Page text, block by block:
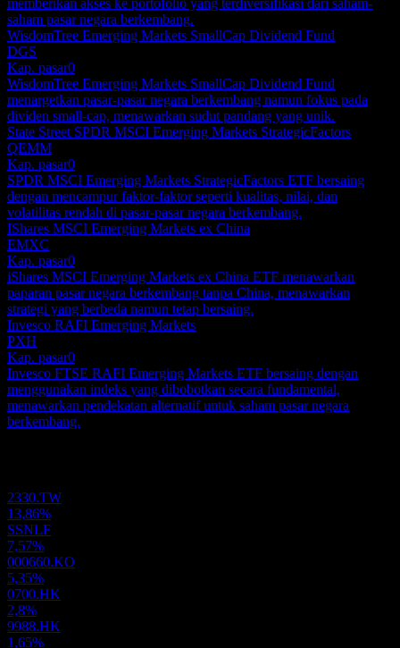
saham pasar negara berkembang.
WisdomTree Emerging Markets SmallCap Dividend Fund
DGS
Kap. pasar0
WisdomTree Emerging Markets SmallCap Dividend Fund
menargetkan pasar-pasar negara berkembang namun fokus pada
dividen small-cap, menawarkan sudut pandang yang unik.
State Street SPDR MSCI Emerging Markets StrategicFactors
QEMM
Kap. pasar0
SPDR MSCI Emerging Markets StrategicFactors ETF bersaing
dengan mencampur faktor-faktor seperti kualitas, nilai, dan
volatilitas rendah di pasar-pasar negara berkembang.
IShares MSCI Emerging Markets ex China
EMXC
Kap. pasar0
iShares MSCI Emerging Markets ex China ETF menawarkan
paparan pasar negara berkembang tanpa China, menawarkan
strategi yang berbeda namun tetap bersaing.
Invesco RAFI Emerging Markets
PXH
Kap. pasar0
Invesco FTSE RAFI Emerging Markets ETF bersaing dengan
menggunakan indeks yang dibobotkan secara fundamental,
menawarkan pendekatan alternatif untuk saham pasar negara
berkembang.
2330.TW
13,86%
SSNLF
7,57%
000660.KO
5,35%
0700.HK
2,8%
9988.HK
1,65%